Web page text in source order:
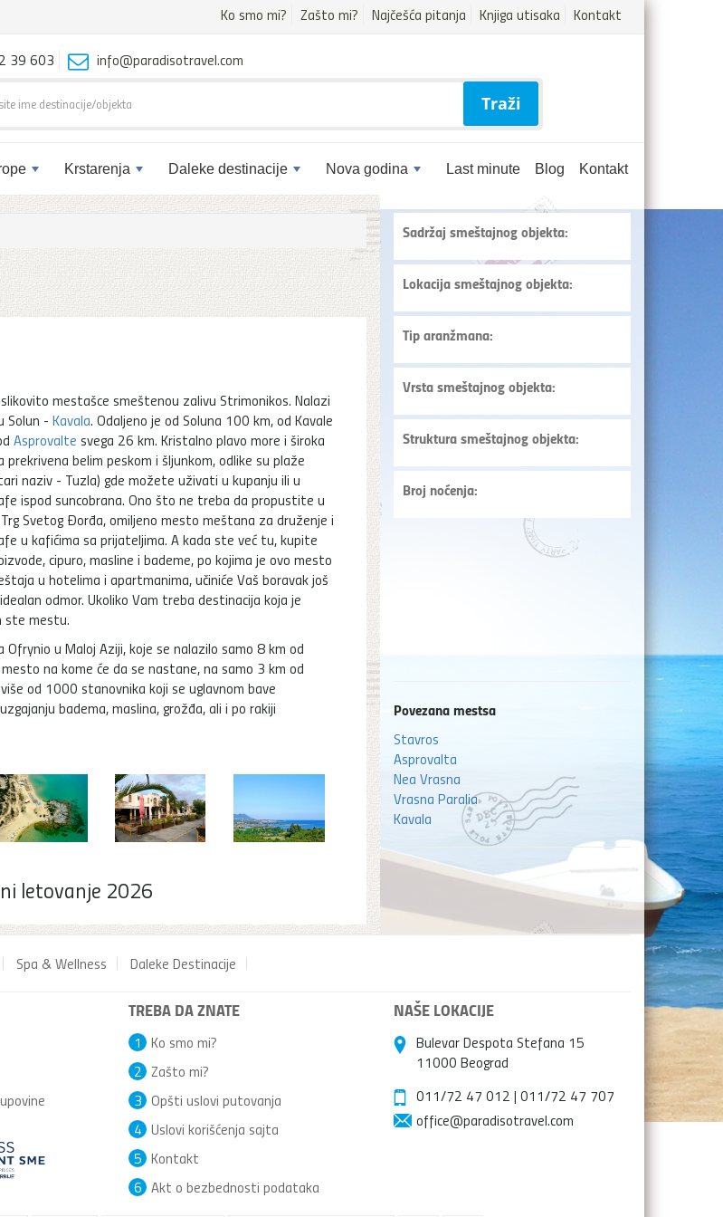
Ko smo mi? Zašto mi? Najčešća pitanja Knjiga utisaka Kontakt
Krstarenja Daleke destinacije Nova godina Last minute Blog Kontakt
39 603 info@paradisotravel.com
Traži
Sadržaj smeštajnog objekta:
Lokacija smeštajnog objekta:
Tip aranžmana:
Vrsta smeštajnog objekta:
Struktura smeštajnog objekta:
Broj noćenja:
Povezana mestsa
Stavros
Asprovalta
Nea Vrasna
Vrasna Paralia
Kavala
mestašce smeštenou zalivu Strimonikos. Nalazi
Solun -Kavala. Odaljeno je od Soluna 100 km, od Kavale
Asprovalte svega 26 km. Kristalno plavo more i široka
prekrivena belim peskom i šljunkom, odlike su plaže
naziv - Tuzla) gde možete uživati u kupanju ili u
ispod suncobrana. Ono što ne treba da propustite u
Svetog Đorđa, omiljeno mesto meštana za druženje i
u kafićima sa prijateljima. A kada ste već tu, kupite
cipuro, masline i bademe, po kojima je ovo mesto
u hotelima i apartmanima, učiniće Vaš boravak još
odmor. Ukoliko Vam treba destinacija koja je
ste mestu.
u Maloj Aziji, koje se nalazilo samo 8 km od
na kome će da se nastane, na samo 3 km od
od 1000 stanovnika koji se uglavnom bave
badema, maslina, grožđa, ali i po rakiji
letovanje 2026
Spa & Wellness Daleke Destinacije
TREBA DA ZNATE
Ko smo mi?
1
Zašto mi?
2
Opšti uslovi putovanja
3
Uslovi korišćenja sajta
4
Kontakt
5
Akt o bezbednosti podataka
6
NAŠE LOKACIJE
Bulevar Despota Stefana 15
11000 Beograd
011/72 47 012 | 011/72 47 707
office@paradisotravel.com